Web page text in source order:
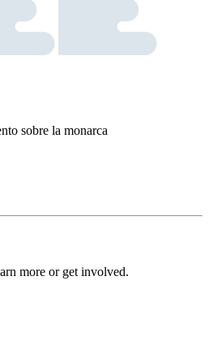
sobre la monarca
more or get involved.